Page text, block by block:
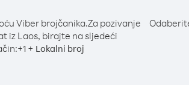
Viber brojčanika.Za pozivanje
iz Laos, birajte na sljedeći
+1 + Lokalni broj